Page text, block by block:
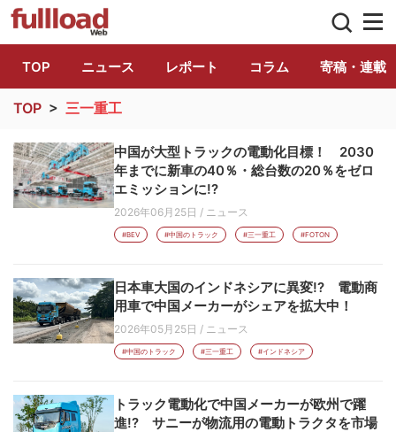
トラック総合情報誌「フルロード」公式
TOP ニュース レポート コラム 寄稿・連載
TOP > 三一重工
中国が大型トラックの電動化目標！ 2030
年までに新車の40％・総台数の20％をゼロ
エミッションに!?
2026年06月25日 / ニュース
#BEV #中国のトラック #三一重工 #FOTON
日本車大国のインドネシアに異変!? 電動商
用車で中国メーカーがシェアを拡大中！
2026年05月25日 / ニュース
#中国のトラック #三一重工 #インドネシア
トラック電動化で中国メーカーが欧州で躍
進!? サニーが物流用の電動トラクタを市場